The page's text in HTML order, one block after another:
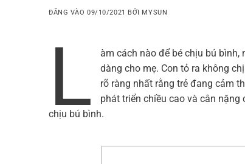
ĐĂNG VÀO09/10/2021 BỞI MYSUN
L
àm cách nào để bé chịu bú
dàng cho mẹ. Con tỏ ra không
rõ ràng nhất rằng trẻ đang cảm
phát triển chiều cao và cân
chịu bú bình.